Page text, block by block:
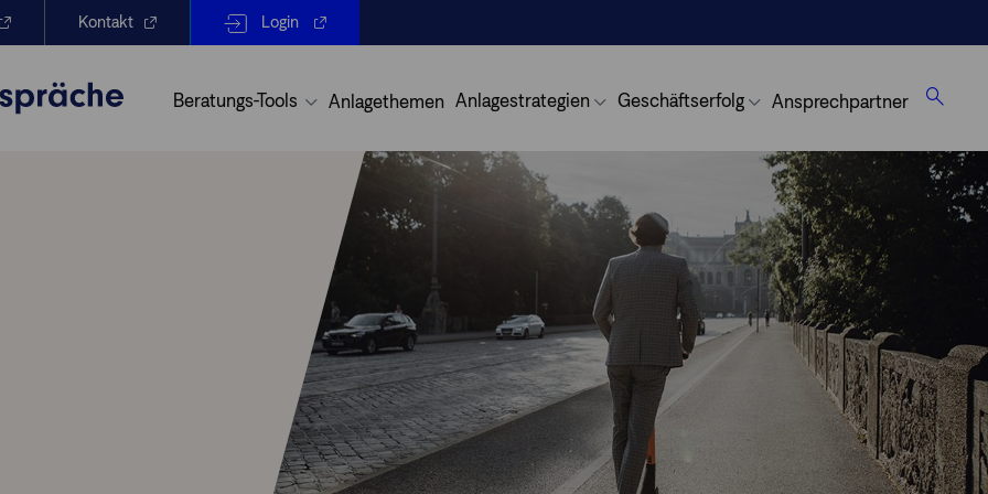
Kontakt Login
Beratungs-Tools Anlagethemen Anlagestrategien Geschäftserfolg Ansprechpartner